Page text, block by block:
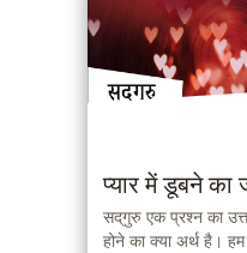
प्यार में डूबने का
सद्‌गुरु एक प्रश्न का
होने का क्या अर्थ है।